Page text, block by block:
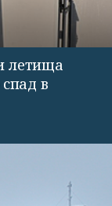
летища
в